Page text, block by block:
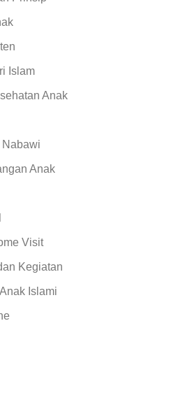
Islam
Anak
Nabawi
Anak
Visit
Kegiatan
Islami